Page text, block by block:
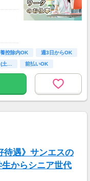
控除内OK
週3日からOK
土… 前払いOK
待遇》サンエスの
からシニア世代